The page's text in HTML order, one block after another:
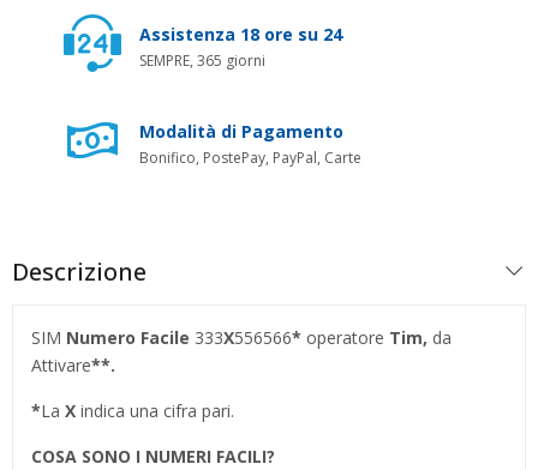
Assistenza 18 ore su 24
SEMPRE, 365 giorni
Modalità di Pagamento
Bonifico, PostePay, PayPal, Carte
Descrizione
SIM Numero Facile 333X556566* operatore Tim, da
Attivare**.
*La X indica una cifra pari.
COSA SONO I NUMERI FACILI?